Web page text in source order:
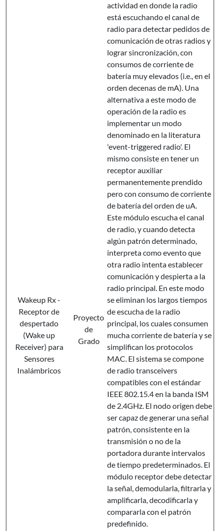
Wakeup Rx -
Receptor de
despertado
(Wake up
Receiver) para
Sensores
Inalámbricos
Proyecto
de
Grado
actividad en donde la radio
está escuchando el canal de
radio para detectar pedidos de
comunicación de otras radios y
lograr sincronización, con
consumos de corriente de
batería muy elevados (i.e., en el
orden decenas de mA). Una
alternativa a este modo de
operación de la radio es
implementar un modo
denominado en la literatura
'event-triggered radio'. El
mismo consiste en tener un
receptor auxiliar
permanentemente prendido
pero con consumo de corriente
de batería del orden de uA.
Este módulo escucha el canal
de radio, y cuando detecta
algún patrón determinado,
interpreta como evento que
otra radio intenta establecer
comunicación y despierta a la
radio principal. En este modo
se eliminan los largos tiempos
de escucha de la radio
principal, los cuales consumen
mucha corriente de batería y se
simplifican los protocolos
MAC. El sistema se compone
de radio transceivers
compatibles con el estándar
IEEE 802.15.4 en la banda ISM
de 2.4GHz. El nodo origen debe
ser capaz de generar una señal
patrón, consistente en la
transmisión o no de la
portadora durante intervalos
de tiempo predeterminados. El
módulo receptor debe detectar
la señal, demodularla, filtrarla y
amplificarla, decodificarla y
compararla con el patrón
predefinido.